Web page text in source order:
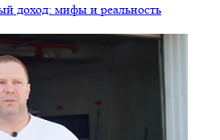
доход: мифы и реальность